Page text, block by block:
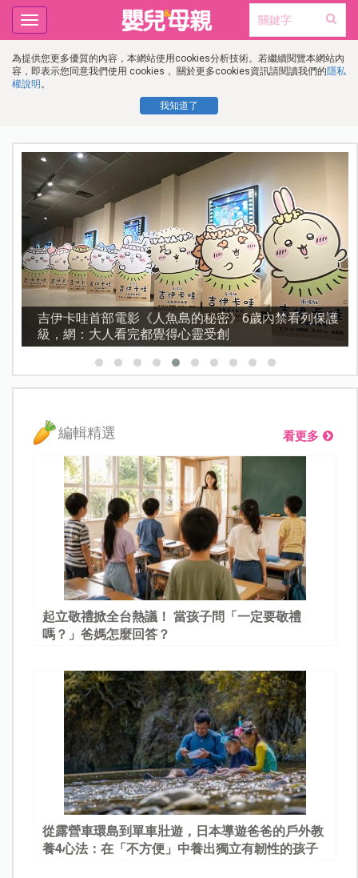
為提供您更多優質的內容，本網站使用cookies分析技術。若繼續閱覽本網站內
容，即表示您同意我們使用 cookies， 關於更多cookies資訊請閱讀我們的隱私
權說明 。
我知道了
Toggle
navigation
資優教育15問！師鐸獎名師陳宥妤：資優教育的核心，
不是成績而是讀懂孩子的心理準備度
編輯精選 看更多
起立敬禮掀全台熱議！ 當孩子問「一定要敬禮
嗎？」爸媽怎麼回答？
從露營車環島到單車壯遊，日本導遊爸爸的戶外教
養4心法：在「不方便」中養出獨立有韌性的孩子